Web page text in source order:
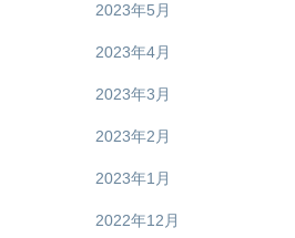
2023年5月
2023年4月
2023年3月
2023年2月
2023年1月
2022年12月